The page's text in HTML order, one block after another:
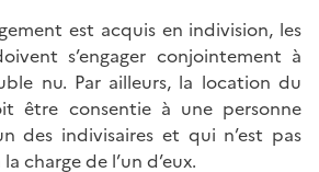
est acquis en indivision, les
s’engager conjointement à
nu. Par ailleurs, la location du
être consentie à une personne
des indivisaires et qui n’est pas
charge de l’un d’eux.